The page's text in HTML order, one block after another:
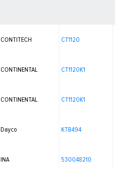
CONTITECH CT1120
CONTINENTAL CT1120K1
CONTINENTAL CT1120K1
Dayco KTB494
INA 530048210